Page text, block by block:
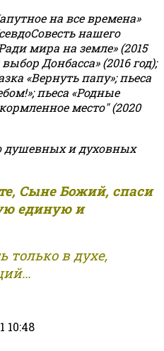
на все времена»
нашего
мира на земле» (2015
Донбасса» (2016 год);
«Вернуть папу»; пьеса
;пьеса «Родные
место" (2020
душевных и духовных
Сыне Божий, спаси
единую и
в духе,
10:48